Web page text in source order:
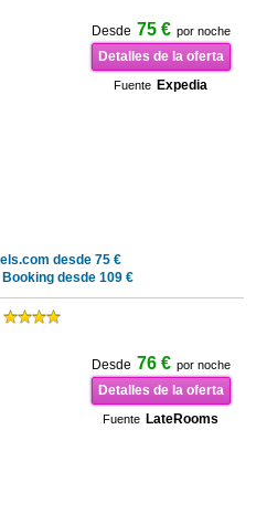
Desde 75 € por noche
Detalles de la oferta
Fuente Expedia
desde 75 €
Booking desde 109 €
Desde 76 € por noche
Detalles de la oferta
Fuente LateRooms